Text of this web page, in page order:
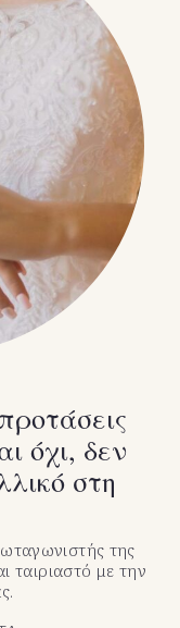
όχι, δεν
στη
της
ταιριαστό με την